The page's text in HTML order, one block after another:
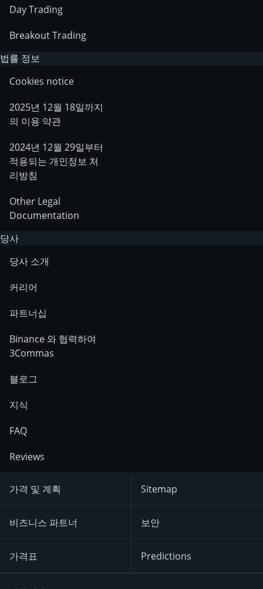
Day Trading
Breakout Trading
법률 정보
Cookies notice
2025년 12월 18일까지
의 이용 약관
2024년 12월 29일부터
적용되는 개인정보 처
리방침
Other Legal
Documentation
당사
당사 소개
커리어
파트너십
Binance 와 협력하여
3Commas
블로그
지식
FAQ
Reviews
가격 및 계획
비즈니스 파트너
가격표
Sitemap
보안
Predictions